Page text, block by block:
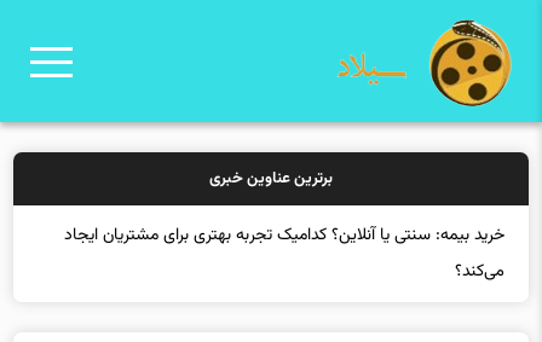
برترین عناوین خبری
خرید ب